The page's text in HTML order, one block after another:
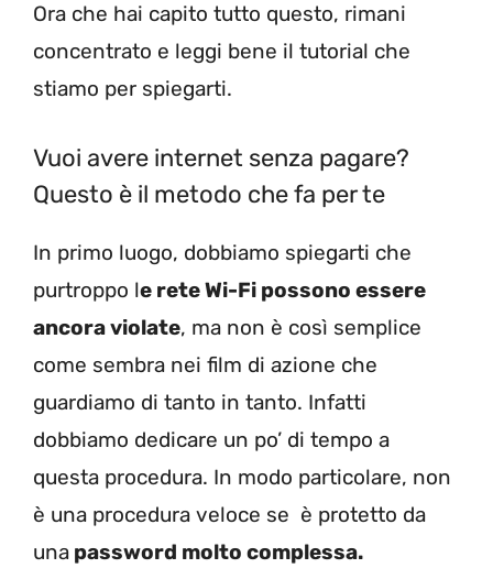
Ora che hai capito tutto questo, rimani
concentrato e leggi bene il tutorial che
stiamo per spiegarti.
Vuoi avere internet senza pagare?
Questo è il metodo che fa per te
In primo luogo, dobbiamo spiegarti che
purtroppo le rete Wi-Fi possono essere
ancora violate, ma non è così semplice
come sembra nei film di azione che
guardiamo di tanto in tanto. Infatti
dobbiamo dedicare un po’ di tempo a
questa procedura. In modo particolare, non
è una procedura veloce se è protetto da
una password molto complessa.